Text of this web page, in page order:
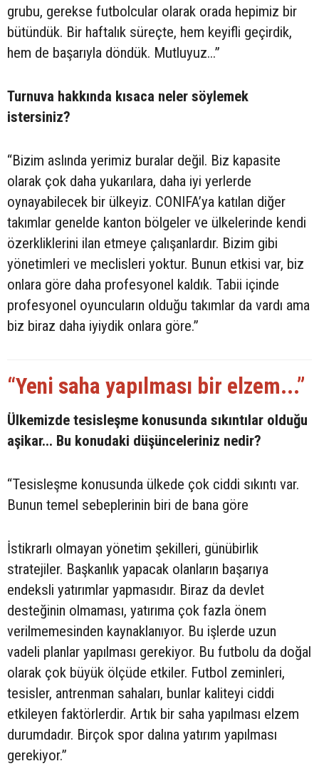
grubu, gerekse futbolcular olarak orada hepimiz bir
bütündük. Bir haftalık süreçte, hem keyifli geçirdik,
hem de başarıyla döndük. Mutluyuz...”
Turnuva hakkında kısaca neler söylemek
istersiniz?
“Bizim aslında yerimiz buralar değil. Biz kapasite
olarak çok daha yukarılara, daha iyi yerlerde
oynayabilecek bir ülkeyiz. CONIFA’ya katılan diğer
takımlar genelde kanton bölgeler ve ülkelerinde kendi
özerkliklerini ilan etmeye çalışanlardır. Bizim gibi
yönetimleri ve meclisleri yoktur. Bunun etkisi var, biz
onlara göre daha profesyonel kaldık. Tabii içinde
profesyonel oyuncuların olduğu takımlar da vardı ama
biz biraz daha iyiydik onlara göre.”
“Yeni saha yapılması bir elzem...”
Ülkemizde tesisleşme konusunda sıkıntılar olduğu
aşikar... Bu konudaki düşünceleriniz nedir?
“Tesisleşme konusunda ülkede çok ciddi sıkıntı var.
Bunun temel sebeplerinin biri de bana göre
İstikrarlı olmayan yönetim şekilleri, günübirlik
stratejiler. Başkanlık yapacak olanların başarıya
endeksli yatırımlar yapmasıdır. Biraz da devlet
desteğinin olmaması, yatırıma çok fazla önem
verilmemesinden kaynaklanıyor. Bu işlerde uzun
vadeli planlar yapılması gerekiyor. Bu futbolu da doğal
olarak çok büyük ölçüde etkiler. Futbol zeminleri,
tesisler, antrenman sahaları, bunlar kaliteyi ciddi
etkileyen faktörlerdir. Artık bir saha yapılması elzem
durumdadır. Birçok spor dalına yatırım yapılması
gerekiyor.”